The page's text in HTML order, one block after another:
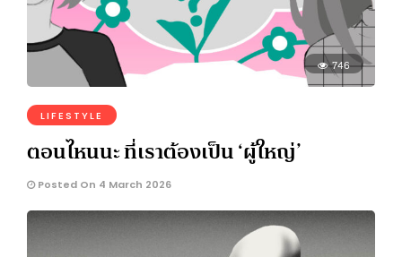
746
LIFESTYLE
ตอนไหนนะ ที่เราต้องเป็น ‘ผู้ใหญ่’
Posted On 4 March 2026